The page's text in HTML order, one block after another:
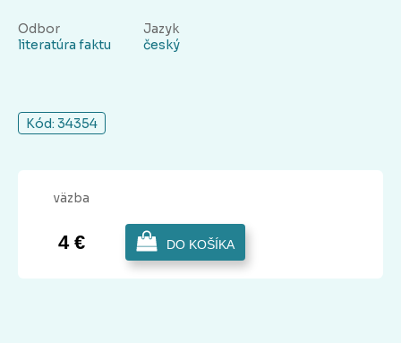
Odbor
literatúra faktu
Jazyk
český
Kód: 34354
väzba
4 € DO KOŠÍKA